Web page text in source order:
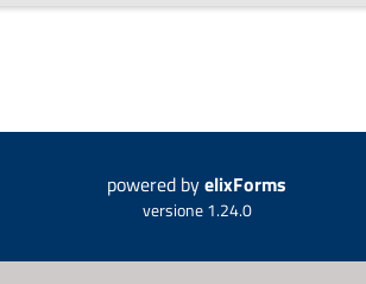
powered byelixForms
versione 1.24.0